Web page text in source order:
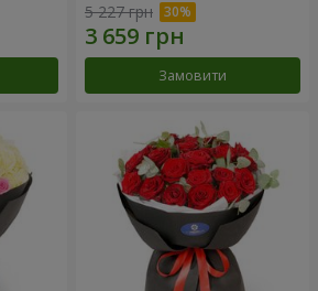
5 227 грн
Замовити